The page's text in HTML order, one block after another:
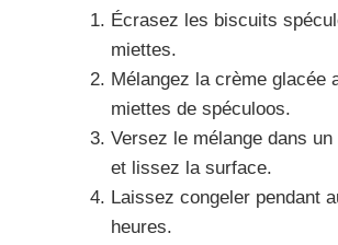
Écrasez les biscuits
miettes.
Mélangez la crème glacée
miettes de spéculoos.
Versez le mélange dans
et lissez la surface.
Laissez congeler pendant
heures.